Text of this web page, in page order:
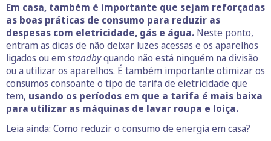
Em casa, também é importante que sejam reforçadas
as boas práticas de consumo para reduzir as
despesas com eletricidade, gás e água. Neste ponto,
entram as dicas de não deixar luzes acessas e os aparelhos
ligados ou em standbyquando não está ninguém na divisão
ou a utilizar os aparelhos. É também importante otimizar os
consumos consoante o tipo de tarifa de eletricidade que
tem, usando os períodos em que a tarifa é mais baixa
para utilizar as máquinas de lavar roupa e loiça.
Leia ainda: Como reduzir o consumo de energia em casa?